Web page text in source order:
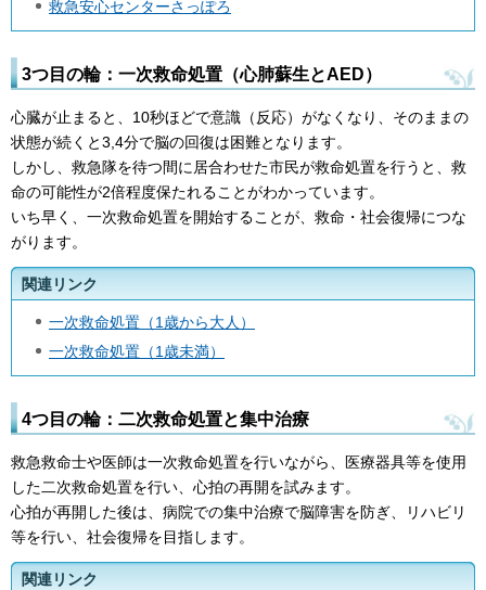
救急安心センターさっぽろ
3つ目の輪：一次救命処置（心肺蘇生とAED）
心臓が止まると、10秒ほどで意識（反応）がなくなり、そのままの
状態が続くと3,4分で脳の回復は困難となります。
しかし、救急隊を待つ間に居合わせた市民が救命処置を行うと、救
命の可能性が2倍程度保たれることがわかっています。
いち早く、一次救命処置を開始することが、救命・社会復帰につな
がります。
関連リンク
一次救命処置（1歳から大人）
一次救命処置（1歳未満）
4つ目の輪：二次救命処置と集中治療
救急救命士や医師は一次救命処置を行いながら、医療器具等を使用
した二次救命処置を行い、心拍の再開を試みます。
心拍が再開した後は、病院での集中治療で脳障害を防ぎ、リハビリ
等を行い、社会復帰を目指します。
関連リンク